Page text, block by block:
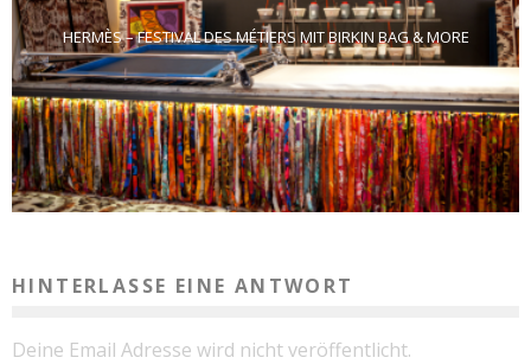
HERMÈS – FESTIVAL DES MÉTIERS MIT BIRKIN BAG & MORE
HINTERLASSE EINE ANTWORT
Deine Email Adresse wird nicht veröffentlicht.